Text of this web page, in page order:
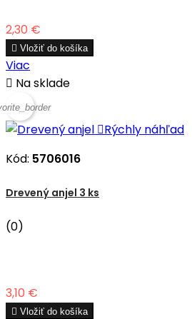
Cena
2,30 €
 Vložiť do košíka
Viac
 Na sklade
Rýchly náhľad
Kód: 5706016
Drevený anjel 3 ks
(0)
Cena
3,10 €
 Vložiť do košíka